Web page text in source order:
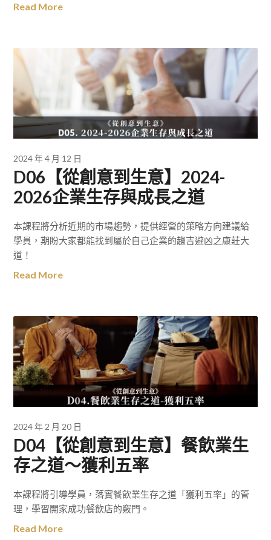
Read More
2024 年 4 月 12 日
D06【從創意到生意】2024-
2026企業生存與成長之道
本課程將分析近期的市場趨勢，提供經營的策略方向建議給
學員，期盼大家都能找到屬於自己企業的趨吉避凶之康莊大
道！
Read More
2024 年 2 月 20 日
D04【從創意到生意】餐飲業生
存之道～獲利五率
本課程將引導學員，落實餐飲業生存之道「獲利五率」的管
理，學習開家成功餐飲店的竅門。
Read More